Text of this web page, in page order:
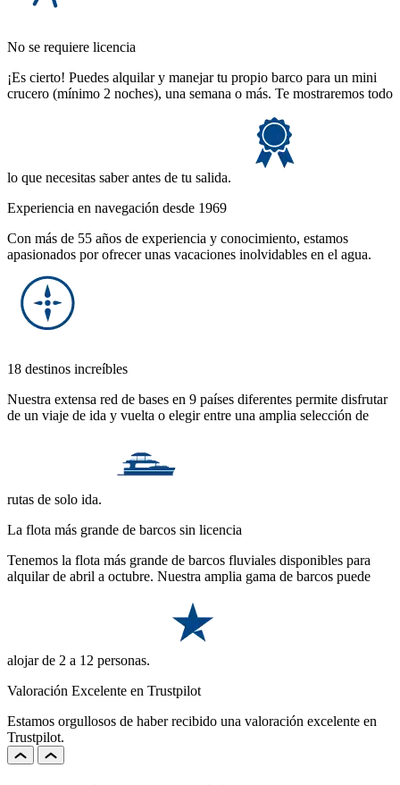
No se requiere licencia
¡Es cierto! Puedes alquilar y manejar tu propio barco para un mini
crucero (mínimo 2 noches), una semana o más. Te mostraremos todo
lo que necesitas saber antes de tu salida.
Experiencia en navegación desde 1969
Con más de 55 años de experiencia y conocimiento, estamos
apasionados por ofrecer unas vacaciones inolvidables en el agua.
18 destinos increíbles
Nuestra extensa red de bases en 9 países diferentes permite disfrutar
de un viaje de ida y vuelta o elegir entre una amplia selección de
rutas de solo ida.
La flota más grande de barcos sin licencia
Tenemos la flota más grande de barcos fluviales disponibles para
alquilar de abril a octubre. Nuestra amplia gama de barcos puede
alojar de 2 a 12 personas.
Valoración Excelente en Trustpilot
Estamos orgullosos de haber recibido una valoración excelente en
Trustpilot.